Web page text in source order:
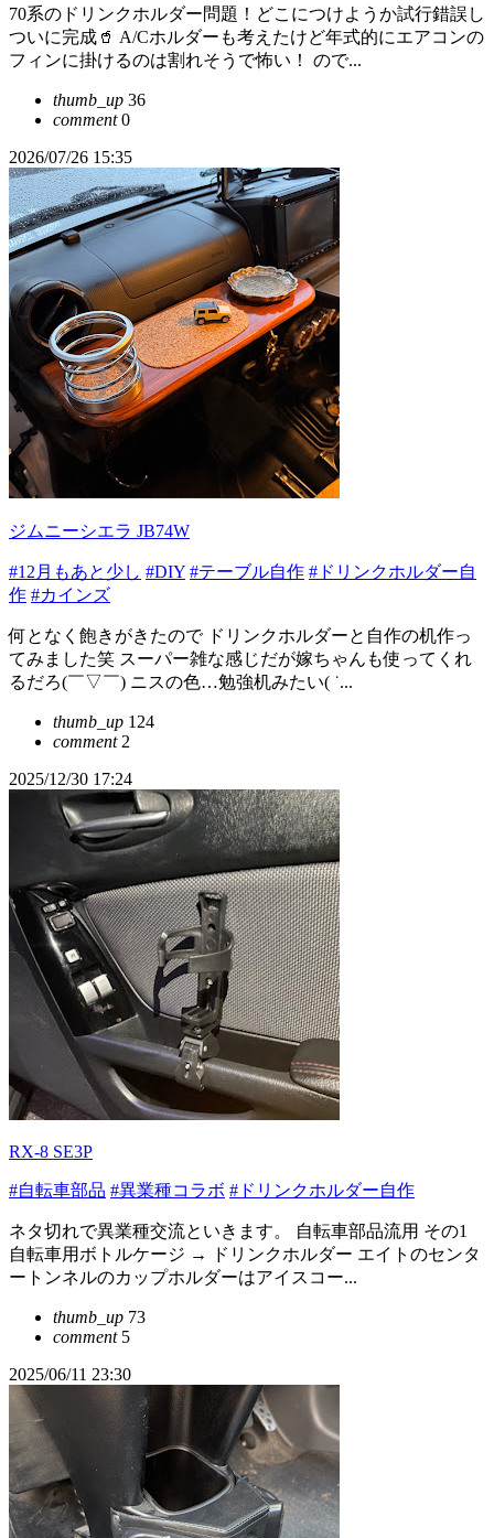
70系のドリンクホルダー問題！どこにつけようか試行錯誤し
ついに完成🥤 A/Cホルダーも考えたけど年式的にエアコンの
フィンに掛けるのは割れそうで怖い！ ので...
thumb_up 36
comment0
2026/07/26 15:35
ジムニーシエラ JB74W
#12月もあと少し #DIY #テーブル自作 #ドリンクホルダー自
作 #カインズ
何となく飽きがきたので ドリンクホルダーと自作の机作っ
てみました笑 スーパー雑な感じだが嫁ちゃんも使ってくれ
るだろ(￣▽￣) ニスの色…勉強机みたい( ˙...
thumb_up 124
comment2
2025/12/30 17:24
RX-8 SE3P
#自転車部品 #異業種コラボ #ドリンクホルダー自作
ネタ切れで異業種交流といきます。 自転車部品流用 その1
自転車用ボトルケージ → ドリンクホルダー エイトのセンタ
ートンネルのカップホルダーはアイスコー...
thumb_up 73
comment5
2025/06/11 23:30